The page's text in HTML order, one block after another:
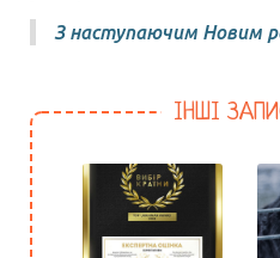
З наступаючим Новим
ІНШІ